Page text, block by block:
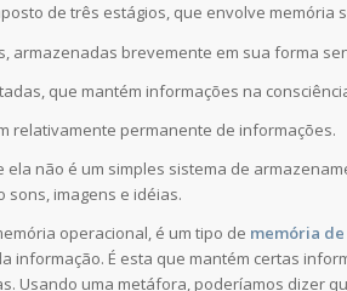
de três estágios, que envolve memória
armazenadas brevemente em sua forma
que mantém informações na
relativamente permanente de informações.
não é um simples sistema de
sons, imagens e idéias.
operacional, é um tipo de memória
informação. É esta que mantém certas
Usando uma metáfora, poderíamos dizer